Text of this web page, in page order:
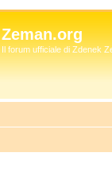
Zeman.org
Il forum ufficiale di Zdenek